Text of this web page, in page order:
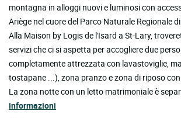
montagna in alloggi nuovi e luminosi con
Ariège nel cuore del Parco Naturale Regionale
Alla Maison by Logis de l'Isard a St-Lary,
servizi che ci si aspetta per accogliere due
completamente attrezzata con lavastoviglie,
tostapane ...), zona pranzo e zona di riposo
La zona notte con un letto matrimoniale è
informazioni